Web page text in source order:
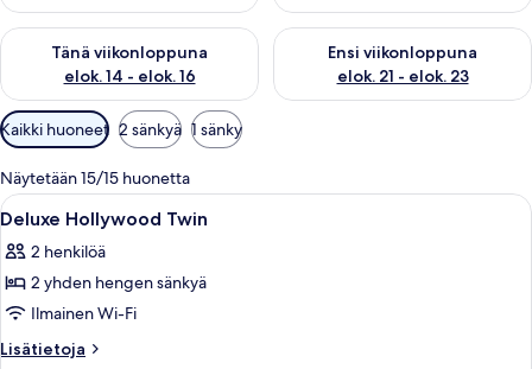
Tänä viikonloppuna
elok. 14 - elok. 16
Tarkista tämän viikonlopun saatavuus elok. 14 - elok. 16
Ensi viikonloppuna
elok. 21 - elok. 23
Tarkista ensi viikonlopun
Huoneille
saatavilla
olevia
suodattimia
Kaikki huoneet 2 sänkyä 1 sänky
Näytetään 15/15 huonetta
Avaa
kaikki
huonetyypin
Deluxe
Hollywood
Twin
Allergiatestatut vuodevaatteet,
9
Deluxe Hollywood Twin
2 henkilöä
2 yhden hengen sänkyä
Ilmainen Wi-Fi
Lisätietoja
Lisätietoja